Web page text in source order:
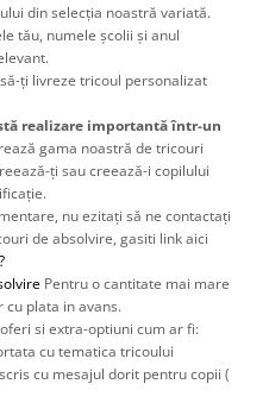
din selecția noastră variată.
tău, numele școlii și anul
ți livreze tricoul personalizat
realizare importantă într-un
gama noastră de tricouri
ți sau creează-i copilului
nu ezitați să ne contactați
Pentru o cantitate mai mare
cu plata in avans.
si extra-optiuni cum ar fi:
cu tematica tricoului
cu mesajul dorit pentru copii (